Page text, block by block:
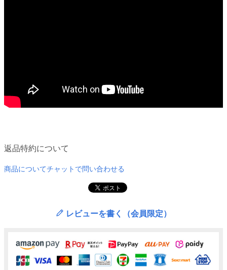
返品特約について
商品についてチャットで問い合わせる
レビューを書く（会員限定）